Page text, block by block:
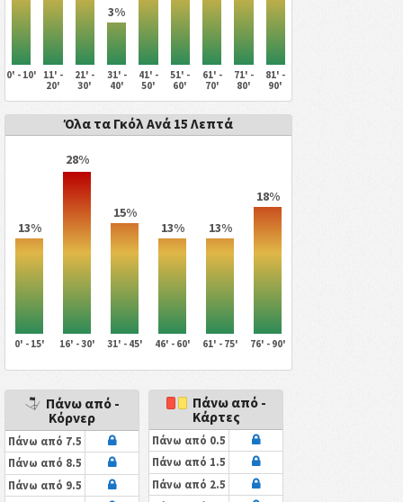
3%
0' - 10'
11' -
20'
21' -
30'
31' -
40'
41' -
50'
51' -
60'
61' -
70'
71' -
80'
81' -
90'
Όλα τα Γκόλ Ανά 15 Λεπτά
13%
28%
15%
13%
13%
18%
0' - 15' 16' - 30' 31' - 45' 46' - 60' 61' - 75' 76' - 90'
Πάνω από -
Κόρνερ
Πάνω από 7.5
Πάνω από 8.5
Πάνω από 9.5
Πάνω από -
Κάρτες
Πάνω από 0.5
Πάνω από 1.5
Πάνω από 2.5